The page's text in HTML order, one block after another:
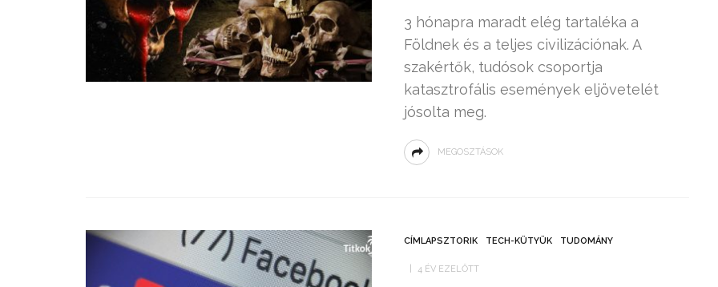
3 hónapra maradt elég tartaléka a
Földnek és a teljes civilizációnak. A
szakértők, tudósok csoportja
katasztrofális események eljövetelét
jósolta meg.
MEGOSZTÁSOK
CÍMLAPSZTORIK TECH-KÜTYÜK TUDOMÁNY
4 ÉV EZELŐTT